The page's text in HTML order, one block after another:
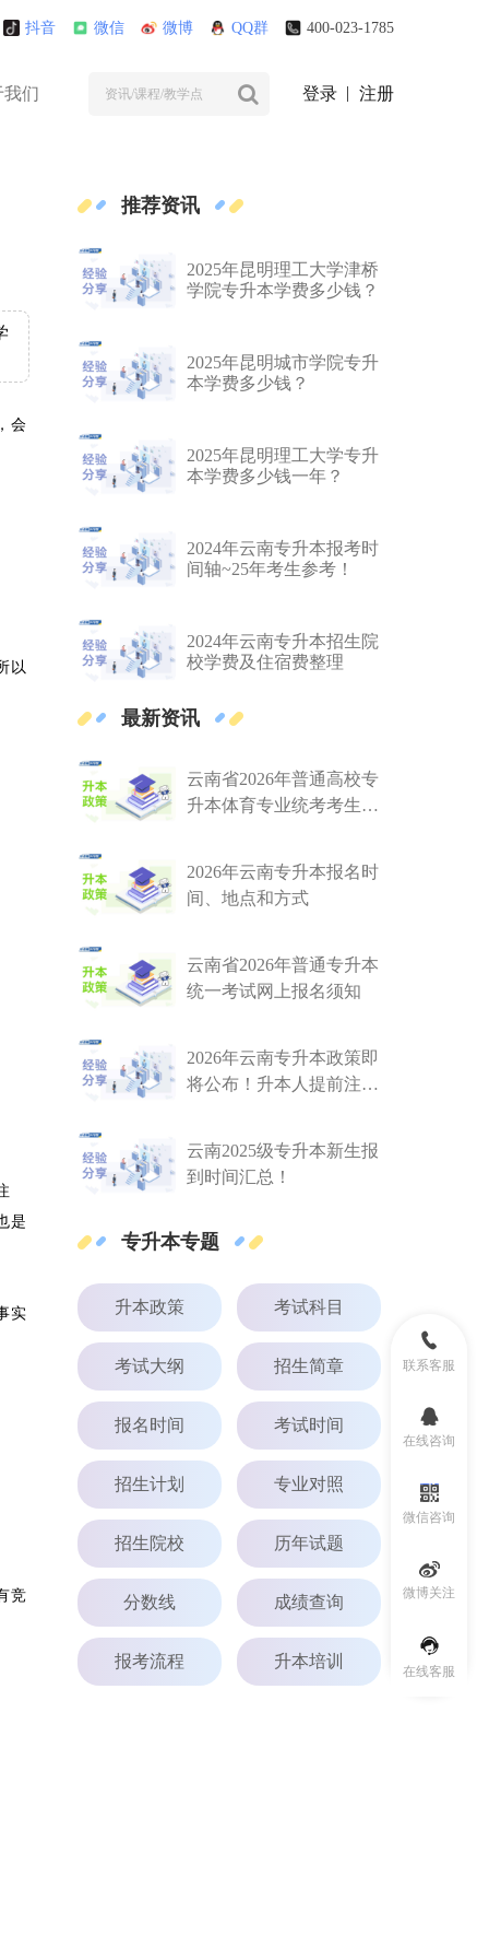
抖音 微信 微博 QQ群 400-023-1785
我们 登录 注册
联系客服
在线咨询
微信咨询
微博关注
在线客服
会
以
是
实
竞
推荐资讯
2025年昆明理工大学津桥
学院专升本学费多少钱？
2025年昆明城市学院专升
本学费多少钱？
2025年昆明理工大学专升
本学费多少钱一年？
2024年云南专升本报考时
间轴~25年考生参考！
2024年云南专升本招生院
校学费及住宿费整理
最新资讯
云南省2026年普通高校专
升本体育专业统考考生须
2026年云南专升本报名时
间、地点和方式
云南省2026年普通专升本
统一考试网上报名须知
2026年云南专升本政策即
将公布！升本人提前注意
云南2025级专升本新生报
到时间汇总！
专升本专题
升本政策 考试科目
考试大纲 招生简章
报名时间 考试时间
招生计划 专业对照
招生院校 历年试题
分数线 成绩查询
报考流程 升本培训